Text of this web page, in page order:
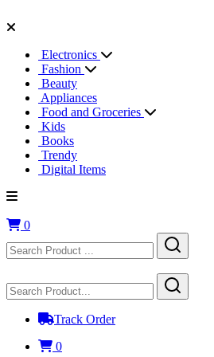
Electronics
Fashion
Beauty
Appliances
Food and Groceries
Kids
Books
Trendy
Digital Items
0
Track Order
0